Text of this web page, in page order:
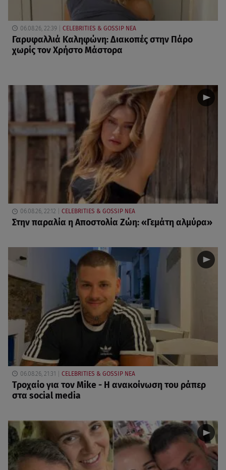
06.08.26, 22:39 CELEBRITIES & GOSSIP ΝΕΑ
Γαρυφαλλιά Καληφώνη: Διακοπές στην Πάρο
χωρίς τον Χρήστο Μάστορα
06.08.26, 22:12 CELEBRITIES & GOSSIP ΝΕΑ
Στην παραλία η Αποστολία Ζώη: «Γεμάτη αλμύρα»
06.08.26, 21:31 CELEBRITIES & GOSSIP ΝΕΑ
Τροχαίο για τον Mike - Η ανακοίνωση του ράπερ
στα social media